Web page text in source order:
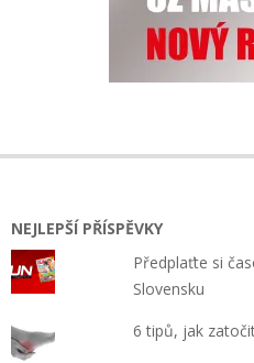
NEJLEPŠÍ PŘÍSPĚVKY
Předplaťte si
Slovensku
6 tipů, jak